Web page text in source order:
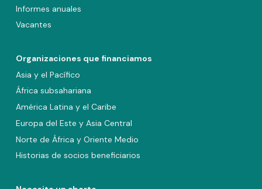
Informes anuales
Vacantes
Organizaciones que financiamos
Asia y el Pacífico
África subsahariana
América Latina y el Caribe
Europa del Este y Asia Central
Norte de África y Oriente Medio
Historias de socios beneficiarios